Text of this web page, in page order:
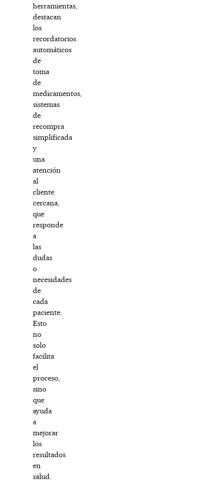
herramientas,
destacan
los
recordatorios
automáticos
de
toma
de
medicamentos,
sistemas
de
recompra
simplificada
y
una
atención
al
cliente
cercana,
que
responde
a
las
dudas
o
necesidades
de
cada
paciente.
Esto
no
solo
facilita
el
proceso,
sino
que
ayuda
a
mejorar
los
resultados
en
salud.